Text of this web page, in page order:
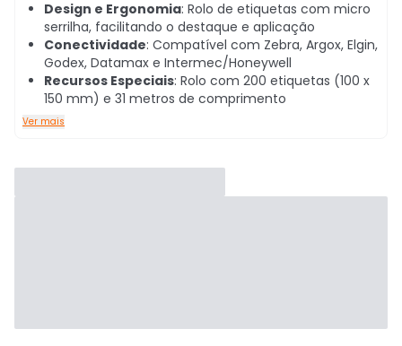
Design e Ergonomia: Rolo de etiquetas com micro
serrilha, facilitando o destaque e aplicação
Conectividade: Compatível com Zebra, Argox, Elgin,
Godex, Datamax e Intermec/Honeywell
Recursos Especiais: Rolo com 200 etiquetas (100 x
150 mm) e 31 metros de comprimento
Ver mais